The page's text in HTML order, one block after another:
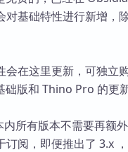
对基础特性进行新增
会在这里更新，可独立
础版和 Thino Pro 的更
内所有版本不需要再额
订阅，即便推出了 3.x